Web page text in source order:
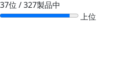
37位 / 327製品中
上位